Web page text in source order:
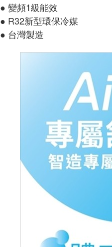
● 變頻1級能效
● R32新型環保冷媒
● 台灣製造